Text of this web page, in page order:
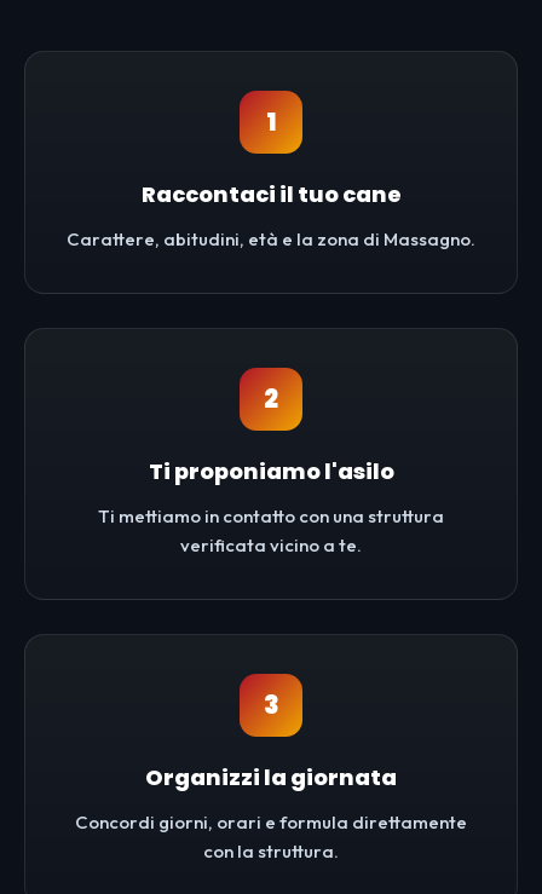
1
Raccontaci il tuo cane
Carattere, abitudini, età e la zona di Massagno.
2
Ti proponiamo l'asilo
Ti mettiamo in contatto con una struttura
verificata vicino a te.
3
Organizzi la giornata
Concordi giorni, orari e formula direttamente
con la struttura.